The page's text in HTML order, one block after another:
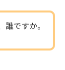
誰ですか。